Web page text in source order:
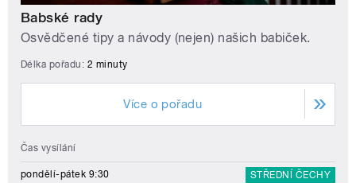
Babské rady
Osvědčené tipy a návody (nejen) našich babiček.
Délka pořadu: 2 minuty
Více o pořadu
Čas vysílání
pondělí-pátek 9:30 STŘEDNÍ ČECHY